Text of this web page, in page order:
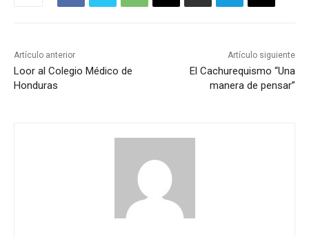
Artículo anterior
Loor al Colegio Médico de
Honduras
Artículo siguiente
El Cachurequismo “Una
manera de pensar”